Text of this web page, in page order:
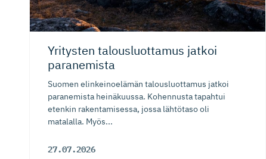
Yritysten talousluottamus jatkoi
paranemista
Suomen elinkeinoelämän talousluottamus jatkoi
paranemista heinäkuussa. Kohennusta tapahtui
etenkin rakentamisessa, jossa lähtötaso oli
matalalla. Myös...
27.07.2026